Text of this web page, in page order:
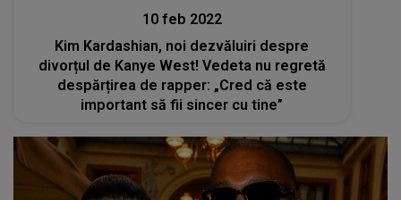
10 feb 2022
Kim Kardashian, noi dezvăluiri despre
divorțul de Kanye West! Vedeta nu regretă
despărțirea de rapper: „Cred că este
important să fii sincer cu tine”